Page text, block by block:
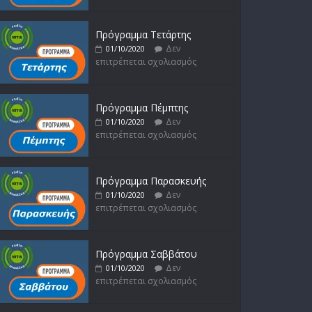
επιτρέπεται σχολιασμός
Πρόγραμμα Τετάρτης
01/10/2020
Δεν
επιτρέπεται σχολιασμός
Πρόγραμμα Πέμπτης
01/10/2020
Δεν
επιτρέπεται σχολιασμός
Πρόγραμμα Παρασκευής
01/10/2020
Δεν
επιτρέπεται σχολιασμός
Πρόγραμμα Σαββάτου
01/10/2020
Δεν
επιτρέπεται σχολιασμός